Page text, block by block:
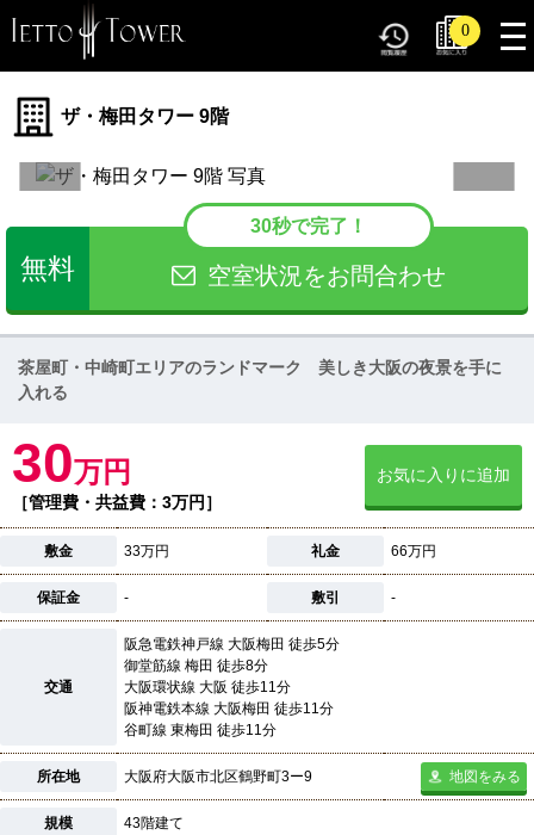
0
ザ・梅田タワー 9階
無料
30秒で完了！
空室状況をお問合わせ
茶屋町・中崎町エリアのランドマーク 美しき大阪の夜景を手に
入れる
30万円
［管理費・共益費：3万円］
お気に入りに追加
敷金 33万円 礼金 66万円
保証金 - 敷引 -
交通
阪急電鉄神戸線 大阪梅田 徒歩5分
御堂筋線 梅田 徒歩8分
大阪環状線 大阪 徒歩11分
阪神電鉄本線 大阪梅田 徒歩11分
谷町線 東梅田 徒歩11分
所在地 大阪府大阪市北区鶴野町3ー9 地図をみる
規模 43階建て